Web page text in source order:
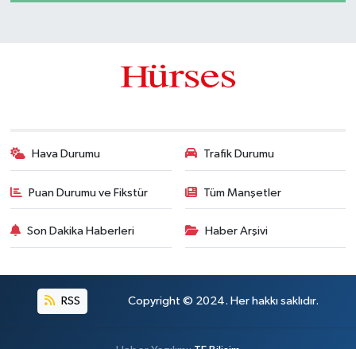
Hava Durumu Trafik Durumu
Puan Durumu ve Fikstür Tüm Manşetler
Son Dakika Haberleri Haber Arşivi
RSS Copyright © 2024. Her hakkı saklıdır.